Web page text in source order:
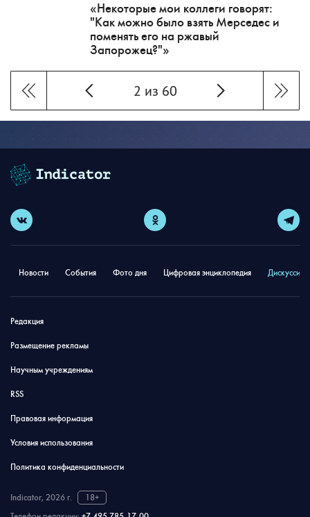
«Некоторые мои коллеги говорят:
"Как можно было взять Мерседес и
поменять его на ржавый
Запорожец?"»
2 из 60
Новости События Фото дня Цифровая энциклопедия
Редакция
Размещение рекламы
Научным учреждениям
RSS
Правовая информация
Условия использования
Политика конфиденциальности
Indicator, 2026 г.
18+